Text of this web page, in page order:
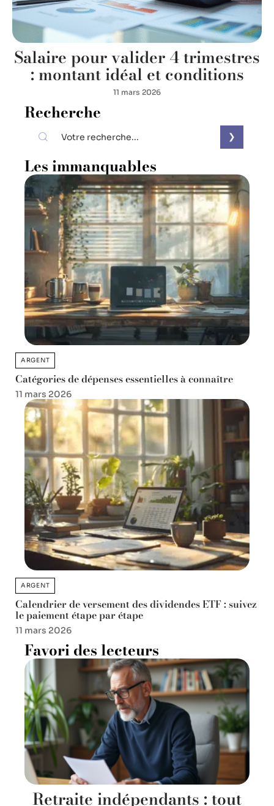
Salaire pour valider 4 trimestres
: montant idéal et conditions
11 mars 2026
Recherche
Les immanquables
ARGENT
Catégories de dépenses essentielles à connaître
11 mars 2026
ARGENT
Calendrier de versement des dividendes ETF : suivez
le paiement étape par étape
11 mars 2026
Favori des lecteurs
Retraite indépendants : tout